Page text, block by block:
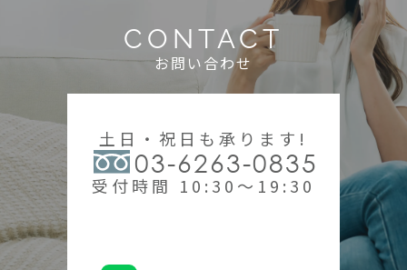
CONTACT
お問い合わせ
土日・祝日も承ります!
03-6263-0835
受付時間 10:30～19:30